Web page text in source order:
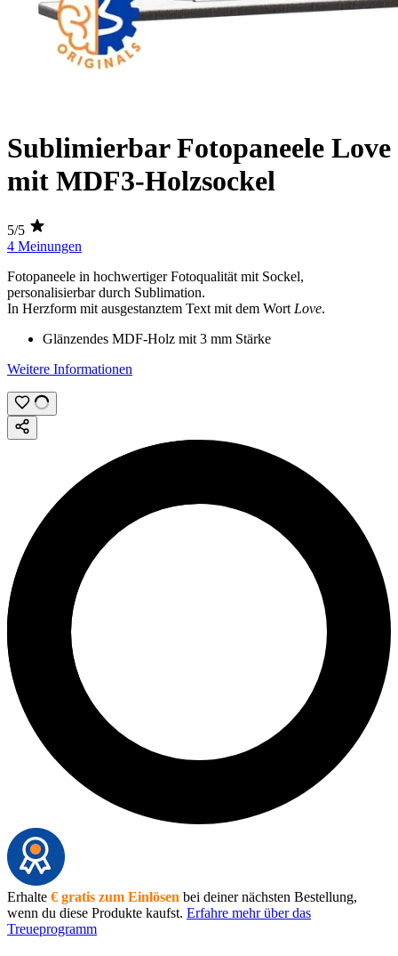
Sublimierbar Fotopaneele Love
mit MDF3-Holzsockel
5/5
4 Meinungen
Fotopaneele in hochwertiger Fotoqualität mit Sockel,
personalisierbar durch Sublimation.
In Herzform mit ausgestanztem Text mit dem Wort Love.
Glänzendes MDF-Holz mit 3 mm Stärke
Weitere Informationen
Erhalte € gratis zum Einlösen bei deiner nächsten Bestellung,
wenn du diese Produkte kaufst. Erfahre mehr über das
Treueprogramm